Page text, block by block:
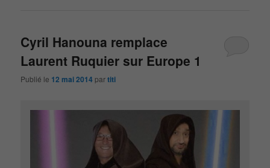
Cyril Hanouna remplace
Laurent Ruquier sur Europe 1
Publié le 12 mai 2014 partiti